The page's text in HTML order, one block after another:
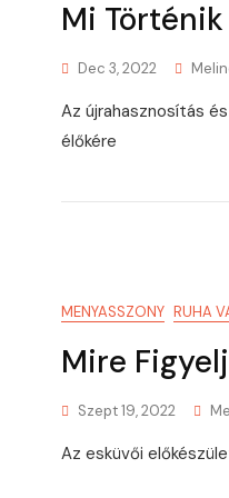
Mi
Dec 3, 2022
Az újrahasznosítás
élőkére
MENYASSZONY RUHA
Mire
Szept 19, 2022
Az esküvői